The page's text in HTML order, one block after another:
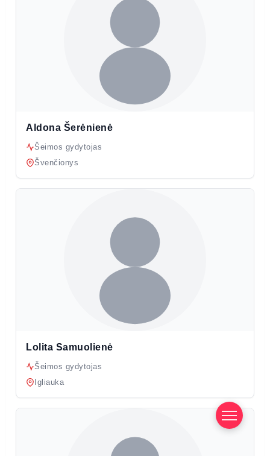
Aldona Šerėnienė
Šeimos gydytojas
Švenčionys
Lolita Samuolienė
Šeimos gydytojas
Igliauka